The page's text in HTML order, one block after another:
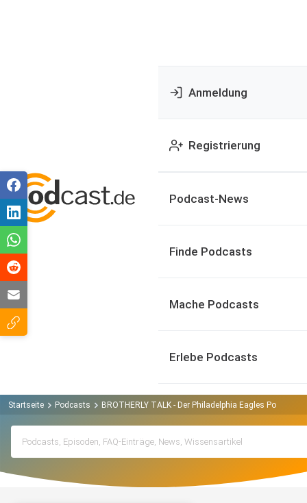
Anmeldung
Registrierung
Podcast-News
Finde Podcasts
Mache Podcasts
Erlebe Podcasts
Startseite Podcasts BROTHERLY TALK - Der Philadelphia Eagles Podcast